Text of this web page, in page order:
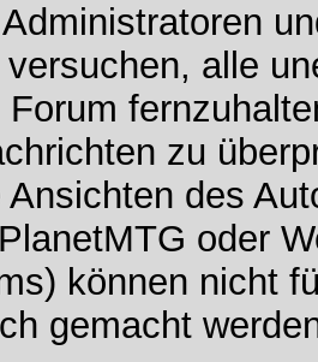
alle
zu
Ansichten des
oder
können nicht
gemacht